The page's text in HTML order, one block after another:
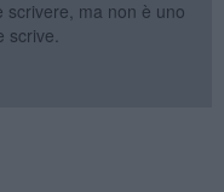
scrivere, ma non è uno
scrive.